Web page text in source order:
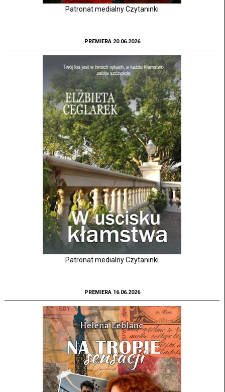
Patronat medialny Czytaninki
PREMIERA 20.06.2026
Patronat medialny Czytaninki
PREMIERA 16.06.2026